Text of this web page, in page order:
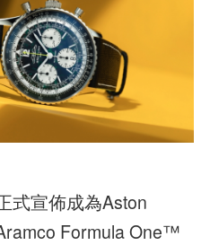
式宣佈成為Aston
Formula One™